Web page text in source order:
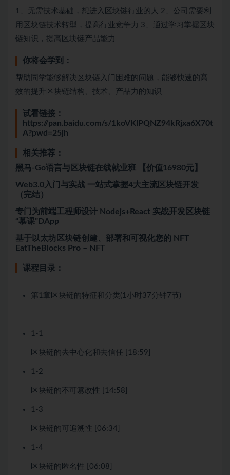
1、无需技术基础，想进入区块链行业的人 2、公司需要利
用区块链技术转型，提高行业竞争力 3、通过学习掌握区块
链知识，提高区块链产品能力
你将会学到：
帮助同学能够解决区块链入门困难的问题，能够快速的高
效的提升区块链结构、技术、产品力的知识
试看链接：
https://pan.baidu.com/s/1koVKlPQNZ94kRjxa6X70t
A?pwd=25jh
相关推荐：
黑马-Go语言与区块链在线就业班 【价值16980元】
Web3.0入门与实战 一站式掌握4大主流区块链开发
（完结）
专门为前端工程师设计 Nodejs+React 实战开发区块链
“慕课”DApp
基于以太坊区块链创建、部署和可视化您的 NFT
EatTheBlocks Pro – NFT
课程目录：
第1章 区块链的特征和分类(1小时37分钟 7节)
1-1
区块链的去中心化和去信任 [18:59]
1-2
区块链的不可篡改性 [14:58]
1-3
区块链的可追溯性 [06:34]
1-4
区块链的匿名性 [06:08]